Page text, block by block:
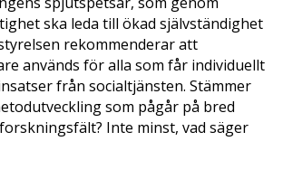
ska leda till ökad självständighet
rekommenderar att
används för alla som får individuellt
från socialtjänsten. Stämmer
som pågår på bred
Inte minst, vad säger